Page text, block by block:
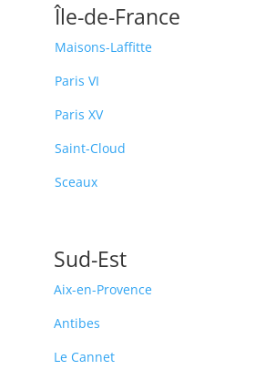
Île-de-France
Maisons-Laffitte
Paris VI
Paris XV
Saint-Cloud
Sceaux
Sud-Est
Aix-en-Provence
Antibes
Le Cannet